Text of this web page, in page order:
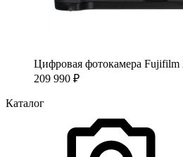
Цифровая фотокамера
209 990 ₽
Каталог